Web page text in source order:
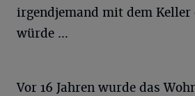
irgendjemand mit dem Keller
würde …
Vor 16 Jahren wurde das